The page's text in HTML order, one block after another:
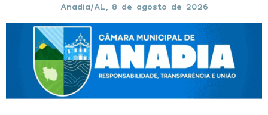
Anadia/AL, 8 de agosto de 2026